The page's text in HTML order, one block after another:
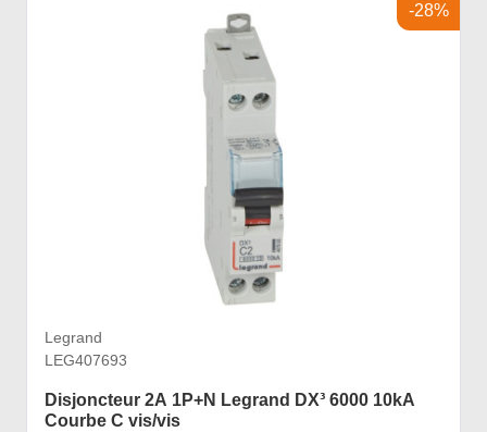
-28%
Legrand
LEG407693
Disjoncteur 2A 1P+N Legrand DX³ 6000 10kA
Courbe C vis/vis